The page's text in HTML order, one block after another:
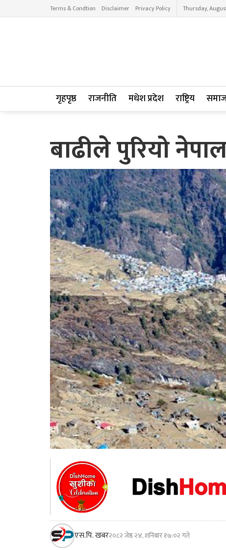
Terms & Condtion Disclaimer Privacy Policy Thursday,
गृहपृष्ठ राजनीति मधेश प्रदेश राष्ट्रिय
बाढीले पुरियो
एस.पि. खबर२०८२ जेष्ठ २४, शनिबार १७:०२ गते